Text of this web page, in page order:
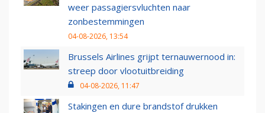
weer passagiersvluchten naar
zonbestemmingen
04-08-2026, 13:54
Brussels Airlines grijpt ternauwernood in:
streep door vlootuitbreiding
04-08-2026, 11:47
Stakingen en dure brandstof drukken